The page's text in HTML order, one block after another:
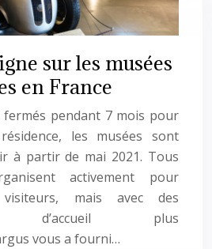
sur les musées
en France
pendant 7 mois pour
les musées sont
à partir de mai 2021. Tous
activement pour
mais avec des
d’accueil plus
vous a fourni…